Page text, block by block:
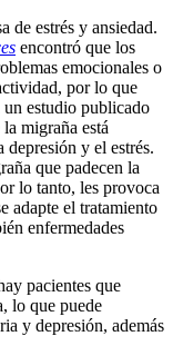
de estrés y ansiedad.
encontró que los
emocionales o
por lo que
un estudio publicado
la migraña está
depresión y el estrés.
que padecen la
lo tanto, les provoca
adapte el tratamiento
enfermedades
pacientes que
lo que puede
y depresión, además